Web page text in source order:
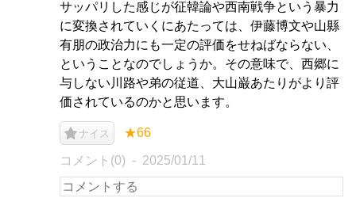
サッパリした感じが征韓論や西南戦争という暴力
に変換されていくにあたっては、伊藤博文や山縣
有朋の政治力にも一定の評価をせねばならない、
ということなのでしょうか。その意味で、西郷に
与しない川路や弟の従道、大山巌あたりがより評
価されているのかと思います。
ナイス ★66
コメント(0) 2025/01/11